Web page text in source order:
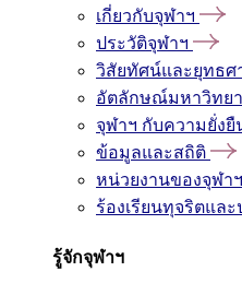
เกี่ยวกับจุฬาฯ
ประวัติจุฬาฯ
วิสัยทัศน์และยุทธศ
อัตลักษณ์มหาวิทย
จุฬาฯ กับความยั่งยื
ข้อมูลและสถิติ
หน่วยงานของจุฬาฯ
ร้องเรียนทุจริตแล
รู้จักจุฬาฯ